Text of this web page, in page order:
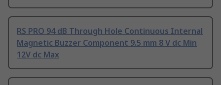
RS PRO 94 dB Through Hole Continuous Internal
Magnetic Buzzer Component 9.5 mm 8 V dc Min
12V dc Max